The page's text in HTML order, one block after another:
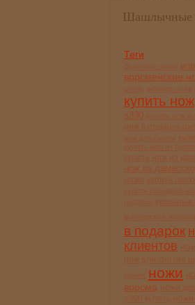
Шашлычные
Теги
ворсменские
купить нож
s390
нож из
купить
кухонные
в подарок
клиентов
ножи
ворсма
ножи